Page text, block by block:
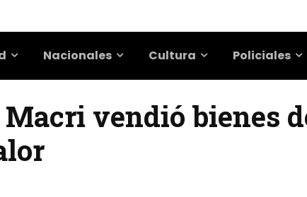
Nacionales Cultura Policiales
vendió bienes